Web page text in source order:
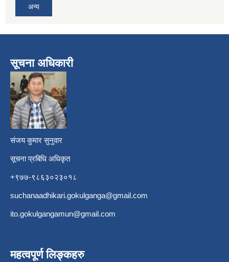
अन्य
सूचना अधिकारी
संजय कुमार सुनुवार
सूचना प्रबिधि अधिकृत
+९७७-९८६३०२३०१८
suchanaadhikari.gokulganga@gmail.com
ito.gokulgangamun@gmail.com
महत्वपूर्ण लिङ्कहरु